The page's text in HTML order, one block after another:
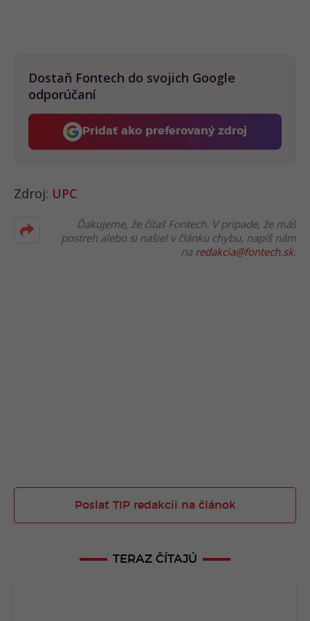
Dostaň Fontech do svojich Google
odporúčaní
Pridať ako preferovaný zdroj
Fontech, odkaz sa otvorí v
Zdroj: UPC
Ďakujeme, že čítaš Fontech. V prípade, že máš
postreh alebo si našiel v článku chybu, napíš nám
na redakcia@fontech.sk.
Poslať TIP redakcii na článok
TERAZ ČÍTAJÚ